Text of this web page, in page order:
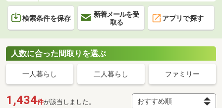
検索条件を保存
新着メールを受
取る
アプリで探す
人数に合った間取りを選ぶ
一人暮らし 二人暮らし ファミリー
1,434件が該当しました。